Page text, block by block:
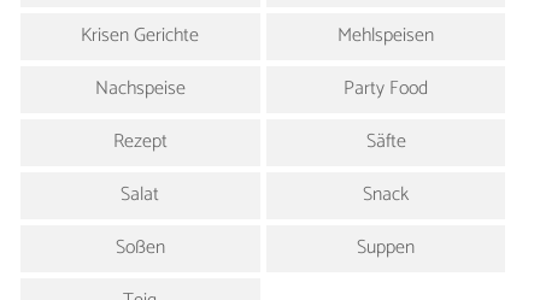
Krisen Gerichte
Mehlspeisen
Nachspeise
Party Food
Rezept
Säfte
Salat
Snack
Soßen
Suppen